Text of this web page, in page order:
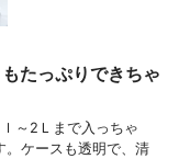
たっぷりできちゃ
～2Ｌまで入っちゃ
。ケースも透明で、清